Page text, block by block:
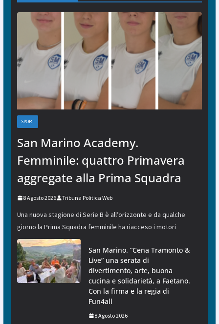
SPORT
San Marino Academy.
Femminile: quattro Primavera
aggregate alla Prima Squadra
8 Agosto 2026 Tribuna Politica Web
Una nuova stagione di Serie B è all’orizzonte e da qualche
giorno la Prima Squadra femminile ha riacceso i motori
San Marino. “Cena Tramonto &
Live” una serata di
divertimento, arte, buona
cucina e solidarietà, a Faetano.
Con la firma e la regia di
Fun4all
8 Agosto 2026